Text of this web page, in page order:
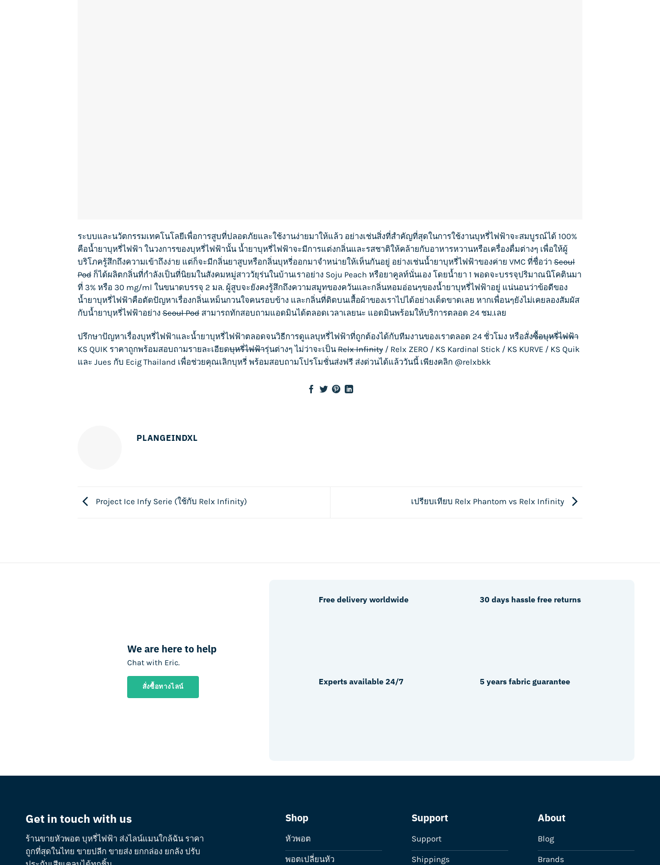
ระบบและนวัตกรรมเทคโนโลยีเพื่อการสูบที่ปลอดภัยและใช้งานง่ายมาให้แล้ว อย่างเช่นสิ่งที่สำคัญที่สุดในการใช้งานบุหรี่ไฟฟ้าจะสมบูรณ์ได้ 100%
คือน้ำยาบุหรี่ไฟฟ้า ในวงการของบุหรี่ไฟฟ้านั้น น้ำยาบุหรี่ไฟฟ้าจะมีการแต่งกลิ่นและรสชาติให้คล้ายกับอาหารหวานหรือเครื่องดื่มต่างๆ เพื่อให้ผู้
บริโภครู้สึกถึงความเข้าถึงง่าย แต่ก็จะมีกลิ่นยาสูบหรือกลิ่นบุหรี่ออกมาจำหน่ายให้เห็นกันอยู่ อย่างเช่นน้ำยาบุหรี่ไฟฟ้าของค่าย VMC ที่ชื่อว่าSeoul
Podก็ได้ผลิตกลิ่นที่กำลังเป็นที่นิยมในสังคมหมู่สาววัยุร่นในบ้านเราอย่าง Soju Peach หรือยาคูลท์นั่นเอง โดยน้ำยา 1 พอดจะบรรจุปริมาณนิโคตินมา
ที่ 3% หรือ 30 mg/ml ในขนาดบรรจุ 2 มล. ผู้สูบจะยังคงรู้สึกถึงความสมูทของควันและกลิ่นหอมอ่อนๆของน้ำยาบุหรี่ไฟฟ้าอยู่ แน่นอนว่าข้อดีของ
น้ำยาบุหรี่ไฟฟ้าคือตัดปัญหาเรื่องกลิ่นเหม็นกวนใจคนรอบข้าง และกลิ่นที่ติดบนเสื้อผ้าของเราไปได้อย่างเด็ดขาดเลย หากเพื่อนๆยังไม่เคยลองสัมผัส
กับน้ำยาบุหรี่ไฟฟ้าอย่างSeoul Podสามารถทักสอบถามแอดมินได้ตลอดเวลาเลยนะ แอดมินพร้อมให้บริการตลอด 24 ชม.เลย
ปรึกษาปัญหาเรื่องบุหรี่ไฟฟ้าและน้ำยาบุหรี่ไฟฟ้าตลอดจนวิธีการดูแลบุหรี่ไฟฟ้าที่ถูกต้องได้กับทีมงานของเราตลอด 24 ชั่วโมง หรือสั่งซื้อบุหรี่ไฟฟ้า
KS QUIKราคาถูกพร้อมสอบถามรายละเอียดบุหรี่ไฟฟ้ารุ่นต่างๆ ไม่ว่าจะเป็นRelx Infinity/ Relx ZERO / KS Kardinal Stick/ KS KURVE/ KS Quik
และ Jues กับ Ecig Thailand เพื่อช่วยคุณเลิกบุหรี่ พร้อมสอบถามโปรโมชั่นส่งฟรี ส่งด่วนได้แล้ววันนี้ เพียงคลิก @relxbkk
PLANGEINDXL
Project Ice Infy Serie (ใช้กับ Relx​ Infinity)​ เปรียบเทียบ Relx Phantom vs Relx Infinity
We are here to help
Chat with Eric.
สั่งซื้อทางไลน์
Free delivery worldwide
Experts available 24/7
30 days hassle free returns
5 years fabric guarantee
Get in touch with us
ร้านขายหัวพอต บุหรี่ไฟฟ้า ส่งไลน์แมนใกล้ฉัน ราคา
ถูกที่สุดในไทย ขายปลีก ขายส่ง ยกกล่อง ยกลัง ปรับ
Shop
หัวพอต
พอตเปลี่ยนหัว
Support
Support
Shippings
About
Blog
Brands